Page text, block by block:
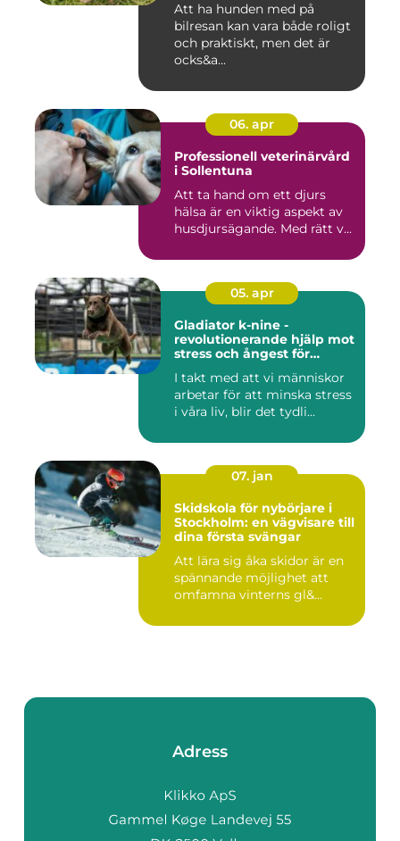
Att ha hunden med på
bilresan kan vara både roligt
och praktiskt, men det är
ocks&a...
06. apr
Professionell veterinärvård
i Sollentuna
Att ta hand om ett djurs
hälsa är en viktig aspekt av
husdjursägande. Med rätt v...
05. apr
Gladiator k-nine -
revolutionerande hjälp mot
stress och ångest för
I takt med att vi människor
arbetar för att minska stress
i våra liv, blir det tydli...
07. jan
Skidskola för nybörjare i
Stockholm: en vägvisare till
dina första svängar
Att lära sig åka skidor är en
spännande möjlighet att
omfamna vinterns gl&...
Adress